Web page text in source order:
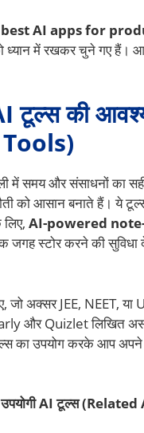
best AI apps for
ध्यान में रखकर चुने गए
टूल्स की
में समय और संसाधनों का
को आसान बनाते हैं। ये
AI-powered
स्टोर करने की सुविधा
जो अक्सर JEE, NEET, या
और Quizlet लिखित
का उपयोग करके आप
उपयोगी AI टूल्स